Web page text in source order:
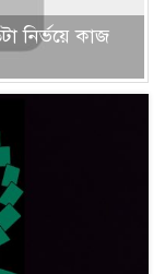
নির্ভয়ে কাজ